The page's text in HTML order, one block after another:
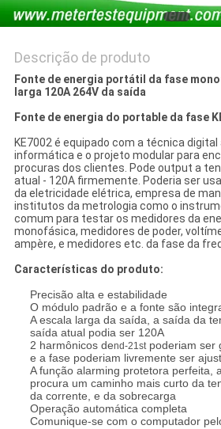
Descrição de produto
Fonte de energia portátil da fase
larga 120A 264V da saída
Fonte de energia do portable da fase
KE7002 é equipado com a técnica digital
informática e o projeto modular para
procuras dos clientes. Pode output a
atual - 120A firmemente. Poderia ser
da eletricidade elétrica, empresa de
institutos da metrologia como o
comum para testar os medidores da
monofásica, medidores de poder,
ampère, e medidores etc. da fase da
Características do produto:
Precisão alta e estabilidade
O módulo padrão e a fonte são
A escala larga da saída, a saída da
saída atual podia ser 120A
2 harmônicos dend-21stpoderiam ser
e a fase poderiam livremente ser
A função alarming protetora perfeita,
procura um caminho mais curto da
da corrente, e da sobrecarga
Operação automática completa
Comunique-se com o computador